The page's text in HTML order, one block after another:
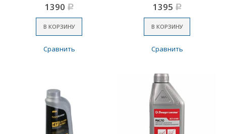
1390 Р
В КОРЗИНУ
Сравнить
1395 Р
В КОРЗИНУ
Сравнить